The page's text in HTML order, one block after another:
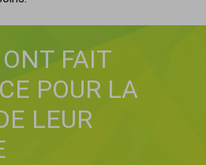
FAIT
POUR LA
LEUR